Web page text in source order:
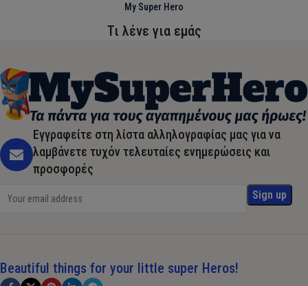
My Super Hero
Τι λένε για εμάς
Εγγραφείτε στη λίστα αλληλογραφίας μας για να
λαμβάνετε τυχόν τελευταίες ενημερώσεις και
προσφορές
Beautiful things for your little super Heros!